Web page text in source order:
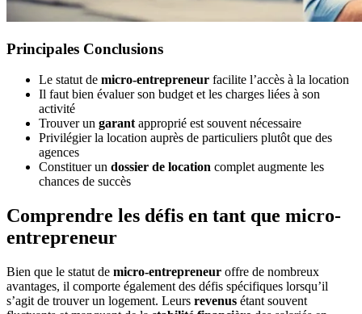
Principales Conclusions
Le statut de micro-entrepreneur facilite l’accès à la location
Il faut bien évaluer son budget et les charges liées à son
activité
Trouver un garant approprié est souvent nécessaire
Privilégier la location auprès de particuliers plutôt que des
agences
Constituer un dossier de location complet augmente les
chances de succès
Comprendre les défis en tant que micro-
entrepreneur
Bien que le statut de micro-entrepreneur offre de nombreux
avantages, il comporte également des défis spécifiques lorsqu’il
s’agit de trouver un logement. Leurs revenus étant souvent